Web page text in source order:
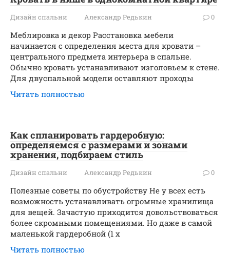
Дизайн спальни Александр Редькин 0
Меблировка и декор Расстановка мебели
начинается с определения места для кровати –
центрального предмета интерьера в спальне.
Обычно кровать устанавливают изголовьем к стене.
Для двуспальной модели оставляют проходы
Читать полностью
Как спланировать гардеробную:
определяемся с размерами и зонами
хранения, подбираем стиль
Дизайн спальни Александр Редькин 0
Полезные советы по обустройству Не у всех есть
возможность устанавливать огромные хранилища
для вещей. Зачастую приходится довольствоваться
более скромными помещениями. Но даже в самой
маленькой гардеробной (1 х
Читать полностью